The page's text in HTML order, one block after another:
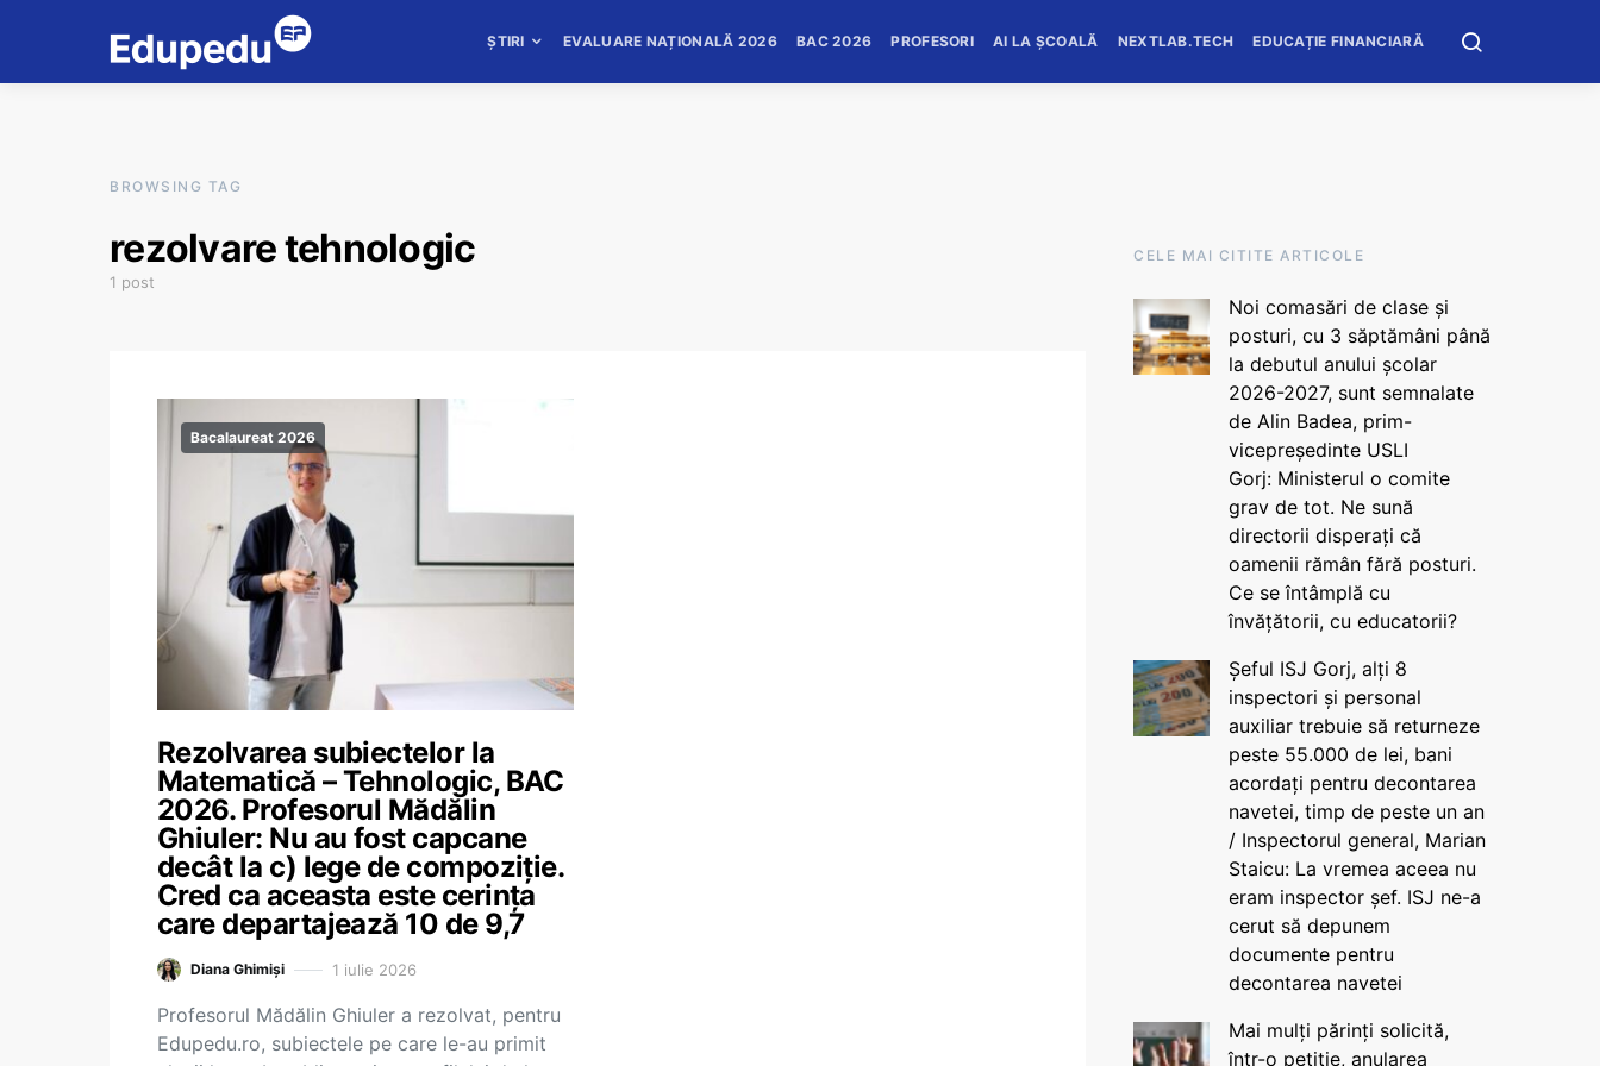
ȘTIRI EVALUARE NAȚIONALĂ 2026 BAC 2026 PROFESORI AI LA ȘCOALĂ NEXTLAB.TECH EDUCAȚIE FINANCIARĂ
BROWSING TAG
rezolvare tehnologic
1 post
Bacalaureat 2026
Rezolvarea subiectelor la
Matematică – Tehnologic, BAC
2026. Profesorul Mădălin
Ghiuler: Nu au fost capcane
decât la c) lege de compoziție.
Cred ca aceasta este cerința
care departajează 10 de 9,7
Diana Ghimiși 1 iulie 2026
Profesorul Mădălin Ghiuler a rezolvat, pentru
Edupedu.ro, subiectele pe care le-au primit
CELE MAI CITITE ARTICOLE
Noi comasări de clase și
posturi, cu 3 săptămâni până
la debutul anului școlar
2026-2027, sunt semnalate
de Alin Badea, prim-
vicepreședinte USLI
Gorj: Ministerul o comite
grav de tot. Ne sună
directorii disperați că
oamenii rămân fără posturi.
Ce se întâmplă cu
învățătorii, cu educatorii?
Șeful ISJ Gorj, alți 8
inspectori și personal
auxiliar trebuie să returneze
peste 55.000 de lei, bani
acordați pentru decontarea
navetei, timp de peste un an
/ Inspectorul general, Marian
Staicu: La vremea aceea nu
eram inspector șef. ISJ ne-a
cerut să depunem
documente pentru
decontarea navetei
Mai mulți părinți solicită,
într-o petiție, anularea